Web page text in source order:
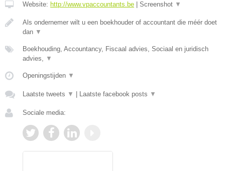
Website: http://www.vpaccountants.be Screenshot ▼
Als ondernemer wilt u een boekhouder of accountant die méér doet
dan ▼
Boekhouding, Accountancy, Fiscaal advies, Sociaal en juridisch
advies, ▼
Openingstijden ▼
Laatste tweets ▼ Laatste facebook posts ▼
Sociale media: